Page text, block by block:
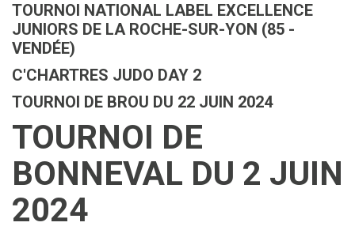
TOURNOI NATIONAL LABEL EXCELLENCE
JUNIORS DE LA ROCHE-SUR-YON (85 -
VENDÉE)
C'CHARTRES JUDO DAY 2
TOURNOI DE BROU DU 22 JUIN 2024
TOURNOI DE
BONNEVAL DU 2 JUIN
2024